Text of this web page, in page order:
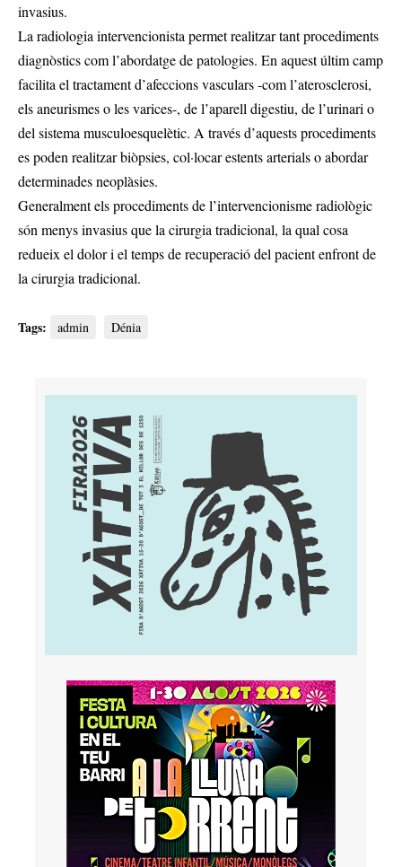
invasius.
La radiologia intervencionista permet realitzar tant procediments
diagnòstics com l’abordatge de patologies. En aquest últim camp
facilita el tractament d’afeccions vasculars -com l’aterosclerosi,
els aneurismes o les varices-, de l’aparell digestiu, de l’urinari o
del sistema musculoesquelètic. A través d’aquests procediments
es poden realitzar biòpsies, col·locar estents arterials o abordar
determinades neoplàsies.
Generalment els procediments de l’intervencionisme radiològic
són menys invasius que la cirurgia tradicional, la qual cosa
redueix el dolor i el temps de recuperació del pacient enfront de
la cirurgia tradicional.
Tags: admin Dénia